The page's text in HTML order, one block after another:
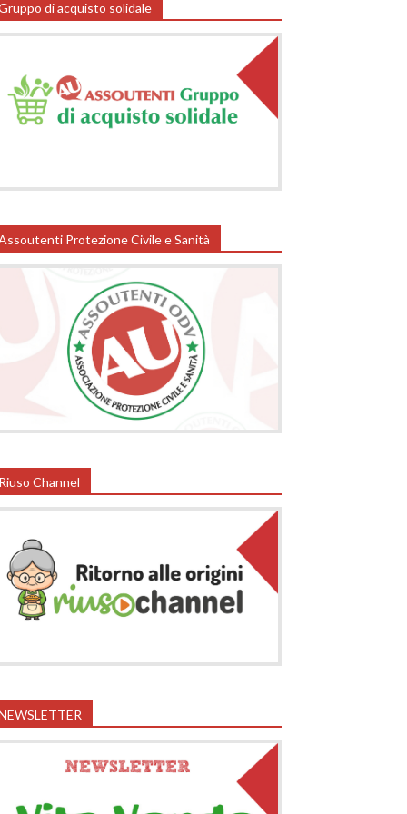
di acquisto solidale
Protezione Civile e Sanità
Riuso Channel